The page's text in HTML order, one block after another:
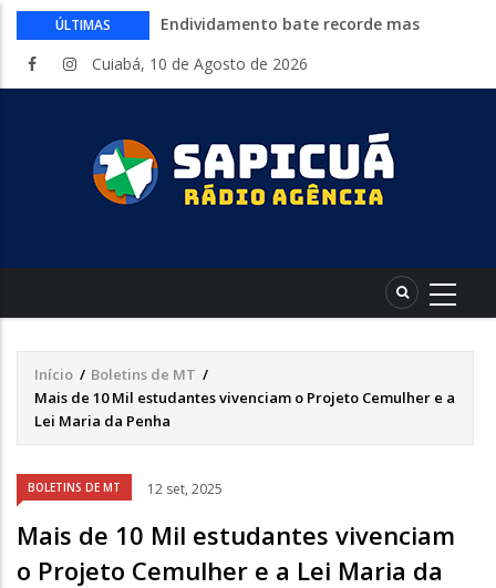
ÚLTIMAS
Endividamento bate recorde mas
reorganização financeira
pacientes do SUS
Cine Senar leva cinema gratuito a
municípios de Mato Grosso no mês de
do Encceja 2026. Exame 23 de agosto
Curso gratuito da Embrapa ensina a
Inscrições abertas
Cuiabá, 10 de Agosto de 2026
Trilha
de
Início / Boletins de MT /
Mais de 10 Mil estudantes vivenciam o Projeto Cemulher e a
Lei Maria da Penha
BOLETINS DE MT 12 set, 2025
Mais de 10 Mil estudantes vivenciam
o Projeto Cemulher e a Lei Maria da
Áudio